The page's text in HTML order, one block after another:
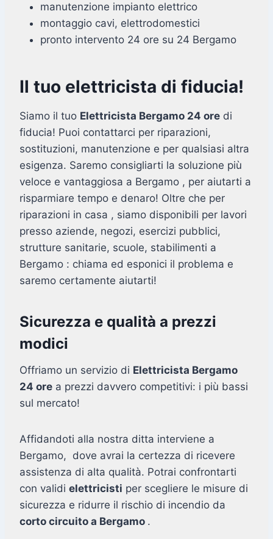
manutenzione impianto elettrico
montaggio cavi, elettrodomestici
pronto intervento 24 ore su 24 Bergamo
Il tuo elettricista di fiducia!
Siamo il tuo Elettricista Bergamo 24 ore di
fiducia! Puoi contattarci per riparazioni,
sostituzioni, manutenzione e per qualsiasi altra
esigenza. Saremo consigliarti la soluzione più
veloce e vantaggiosa a Bergamo , per aiutarti a
risparmiare tempo e denaro! Oltre che per
riparazioni in casa , siamo disponibili per lavori
presso aziende, negozi, esercizi pubblici,
strutture sanitarie, scuole, stabilimenti a
Bergamo : chiama ed esponici il problema e
saremo certamente aiutarti!
Sicurezza e qualità a prezzi
modici
Offriamo un servizio di Elettricista Bergamo
24 ore a prezzi davvero competitivi: i più bassi
sul mercato!
Affidandoti alla nostra ditta interviene a
Bergamo, dove avrai la certezza di ricevere
assistenza di alta qualità. Potrai confrontarti
con validi elettricisti per scegliere le misure di
sicurezza e ridurre il rischio di incendio da
corto circuito a Bergamo .